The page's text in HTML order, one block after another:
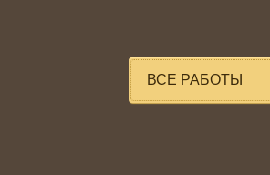
ВСЕ РАБОТЫ